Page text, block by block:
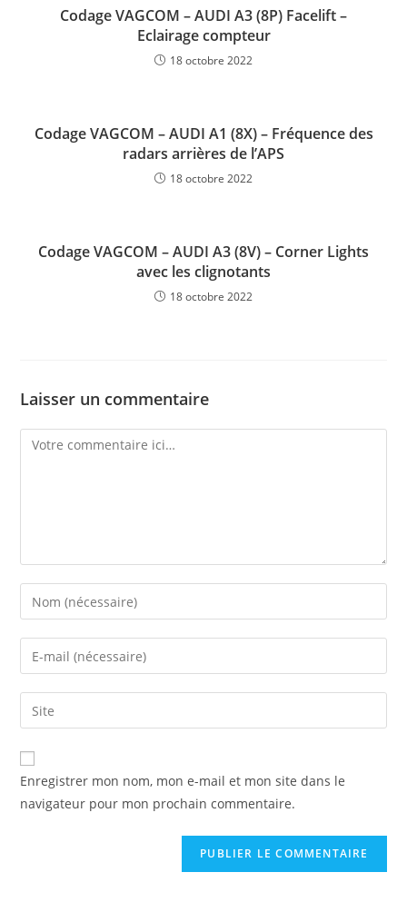
Codage VAGCOM – AUDI A3 (8P) Facelift –
Eclairage compteur
18 octobre 2022
Codage VAGCOM – AUDI A1 (8X) – Fréquence des
radars arrières de l’APS
18 octobre 2022
Codage VAGCOM – AUDI A3 (8V) – Corner Lights
avec les clignotants
18 octobre 2022
Laisser un commentaire
Comment
Enter
your
name
comment
Enter
your
email
address
comment
Enter
your
website
URL
(optional)
Enregistrer mon nom, mon e-mail et mon site dans le
navigateur pour mon prochain commentaire.